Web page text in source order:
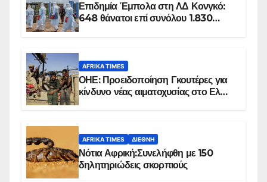
Επιδημία Έμπολα στη ΛΔ Κονγκό:
648 θάνατοι επί συνόλου 1.830
AFRIKA TIMES
ΟΗΕ: Προειδοποίηση Γκουτέρες για
κίνδυνο νέας αιματοχυσίας στο Ελ
AFRIKA TIMES ΔΙΕΘΝΉ
Νότια Αφρική:Συνελήφθη με 150
δηλητηριώδεις σκορπιούς